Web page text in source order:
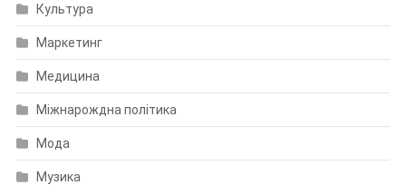
Культура
Маркетинг
Медицина
Міжнарождна політика
Мода
Музика